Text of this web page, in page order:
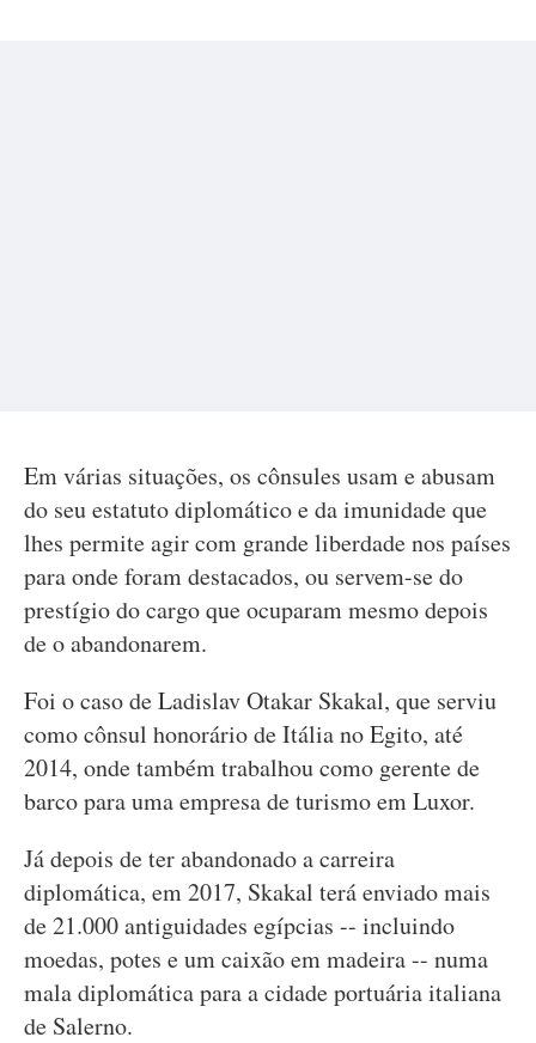
Em várias situações, os cônsules usam e abusam
do seu estatuto diplomático e da imunidade que
lhes permite agir com grande liberdade nos países
para onde foram destacados, ou servem-se do
prestígio do cargo que ocuparam mesmo depois
de o abandonarem.
Foi o caso de Ladislav Otakar Skakal, que serviu
como cônsul honorário de Itália no Egito, até
2014, onde também trabalhou como gerente de
barco para uma empresa de turismo em Luxor.
Já depois de ter abandonado a carreira
diplomática, em 2017, Skakal terá enviado mais
de 21.000 antiguidades egípcias -- incluindo
moedas, potes e um caixão em madeira -- numa
mala diplomática para a cidade portuária italiana
de Salerno.